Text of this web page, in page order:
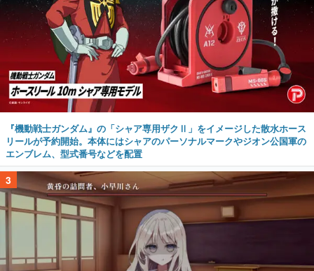
『機動戦士ガンダム』の「シャア専用ザクⅡ」をイメージした散水ホース
リールが予約開始。本体にはシャアのパーソナルマークやジオン公国軍の
エンブレム、型式番号などを配置
3